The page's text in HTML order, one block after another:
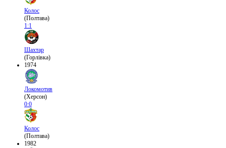
Колос
(Полтава)
1:1
Шахтар
(Горлівка)
1974
Локомотив
(Херсон)
0:0
Колос
(Полтава)
1982